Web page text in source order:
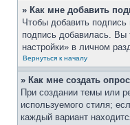
» Как мне добавить
Чтобы добавить
подпись добавилась.
настройки» в личном
Вернуться к началу
» Как мне создать
При создании темы или
используемого стиля;
каждый вариант